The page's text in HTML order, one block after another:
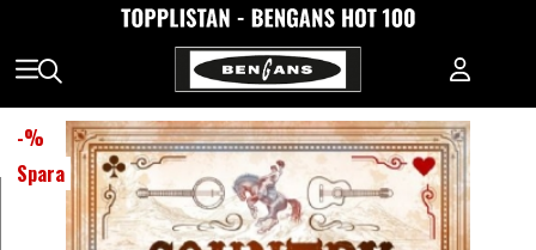
-%
Spara